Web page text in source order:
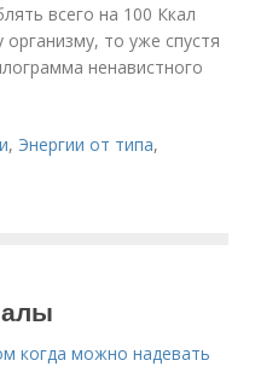
всего на 100 Ккал
то уже спустя
ненавистного
, Энергии от типа,
когда можно надевать